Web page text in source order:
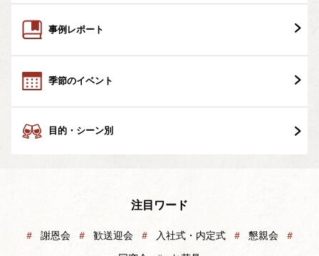
事例レポート
季節のイベント
目的・シーン別
注目ワード
＃ 謝恩会 ＃ 歓送迎会 ＃ 入社式・内定式 ＃ 懇親会 ＃